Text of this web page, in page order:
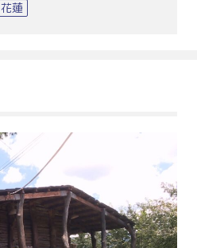
花蓮